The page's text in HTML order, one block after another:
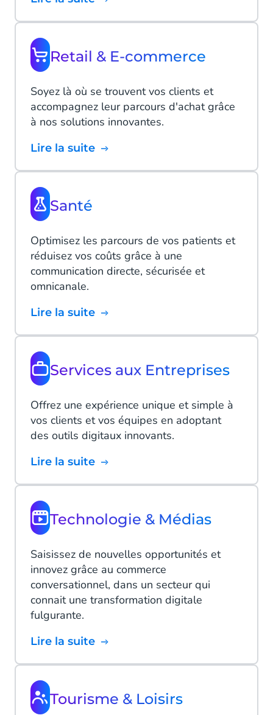
Retail & E-commerce
Soyez là où se trouvent vos clients et
accompagnez leur parcours d'achat grâce
à nos solutions innovantes.
Lire la suite
Santé
Optimisez les parcours de vos patients et
réduisez vos coûts grâce à une
communication directe, sécurisée et
omnicanale.
Lire la suite
Services aux Entreprises
Offrez une expérience unique et simple à
vos clients et vos équipes en adoptant
des outils digitaux innovants.
Lire la suite
Technologie & Médias
Saisissez de nouvelles opportunités et
innovez grâce au commerce
conversationnel, dans un secteur qui
connait une transformation digitale
fulgurante.
Lire la suite
Tourisme & Loisirs